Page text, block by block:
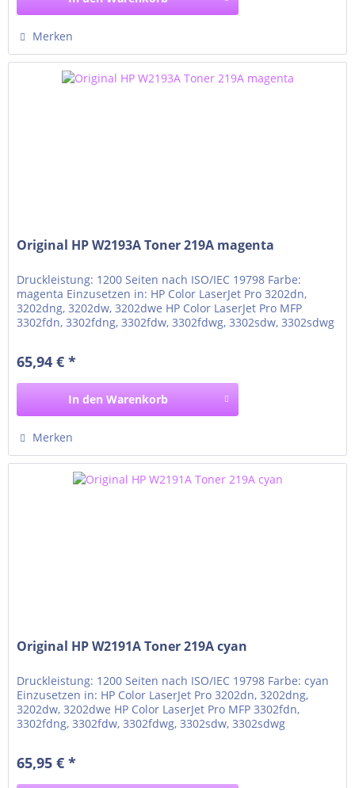
Merken
Original HP W2193A Toner 219A magenta
Druckleistung: 1200 Seiten nach ISO/IEC 19798 Farbe:
magenta Einzusetzen in: HP Color LaserJet Pro 3202dn,
3202dng, 3202dw, 3202dwe HP Color LaserJet Pro MFP
3302fdn, 3302fdng, 3302fdw, 3302fdwg, 3302sdw, 3302sdwg
65,94 € *
In den Warenkorb
Merken
Original HP W2191A Toner 219A cyan
Druckleistung: 1200 Seiten nach ISO/IEC 19798 Farbe: cyan
Einzusetzen in: HP Color LaserJet Pro 3202dn, 3202dng,
3202dw, 3202dwe HP Color LaserJet Pro MFP 3302fdn,
3302fdng, 3302fdw, 3302fdwg, 3302sdw, 3302sdwg
65,95 € *